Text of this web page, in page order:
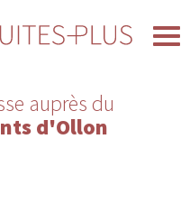
auprès du
d'Ollon